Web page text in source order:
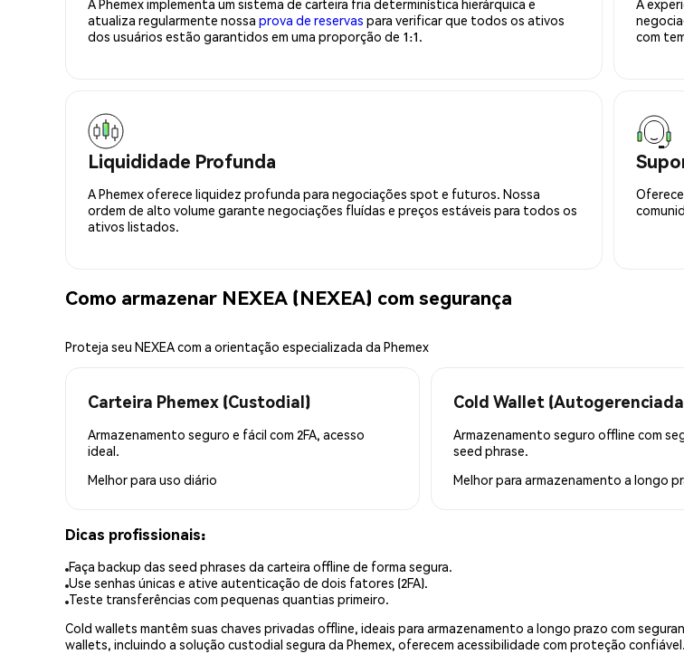
A Phemex implementa um sistema de carteira fria determinística hierárquica e
atualiza regularmente nossa prova de reservas para verificar que todos os ativos
dos usuários estão garantidos em uma proporção de 1:1.
A
com
Liquididade Profunda
A Phemex oferece liquidez profunda para negociações spot e futuros. Nossa
ordem de alto volume garante negociações fluídas e preços estáveis para todos os
ativos listados.
Como armazenar NEXEA (NEXEA) com segurança
Proteja seu NEXEA com a orientação especializada da Phemex
Carteira Phemex (Custodial)
Armazenamento seguro e fácil com 2FA, acesso
ideal.
Melhor para uso diário
Cold Wallet
Armazenamento seguro offline com
seed phrase.
Melhor para armazenamento a longo
Dicas profissionais:
Faça backup das seed phrases da carteira offline de forma segura.
Use senhas únicas e ative autenticação de dois fatores (2FA).
Teste transferências com pequenas quantias primeiro.
Cold wallets mantêm suas chaves privadas offline, ideais para armazenamento a longo prazo com
wallets, incluindo a solução custodial segura da Phemex, oferecem acessibilidade com proteção